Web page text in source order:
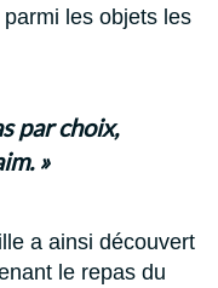
les objets les
par choix,
»
a ainsi découvert
le repas du